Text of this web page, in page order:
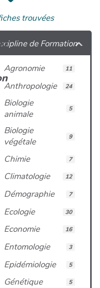
trouvées
de Formation
Agronomie 11
Anthropologie 24
Biologie
animale
5
Biologie
végétale
9
Chimie 7
Climatologie 12
Démographie 7
Ecologie 30
Economie 16
Entomologie 3
Epidémiologie 5
Génétique 5